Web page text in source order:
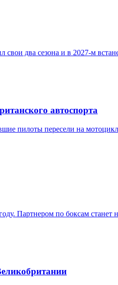
два сезона и в 2027-м
автоспорта
пилоты пересели на
Партнером по боксам